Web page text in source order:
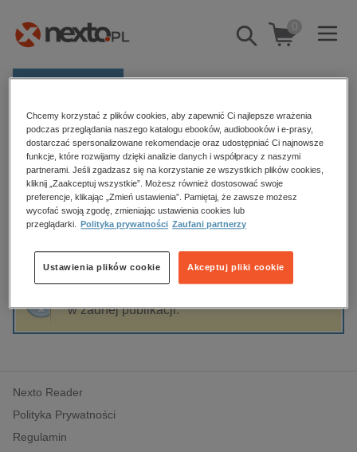
Pokaż/schowaj
wyszukiwarkę
0
Kategorie
Zobacz wszystkie E-prasa
budownictwo, aranżacja wnętrz
biznesowe, branżowe, gospodarka
dzienniki
edukacja
hobby, sport, rozrywka
komputery, internet, technologie, informatyka
polityka, społeczno-informacyjne
psychologiczne
inne
Strona główna Lena Kiefer
Lena Kiefer
Sortowanie Filtrowanie
w żadnej publikacji.
Nexto Reader
Polityka Prywatności
Regulamin
Chcemy korzystać z plików cookies, aby zapewnić Ci najlepsze wrażenia
podczas przeglądania naszego katalogu ebooków, audiobooków i e-prasy,
dostarczać spersonalizowane rekomendacje oraz udostępniać Ci najnowsze
funkcje, które rozwijamy dzięki analizie danych i współpracy z naszymi
partnerami. Jeśli zgadzasz się na korzystanie ze wszystkich plików cookies,
kliknij „Zaakceptuj wszystkie”. Możesz również dostosować swoje
preferencje, klikając „Zmień ustawienia”. Pamiętaj, że zawsze możesz
wycofać swoją zgodę, zmieniając ustawienia cookies lub
przeglądarki.
Polityka prywatności Zaufani partnerzy
Akceptuj pliki cookie
Ustawienia plików cookie